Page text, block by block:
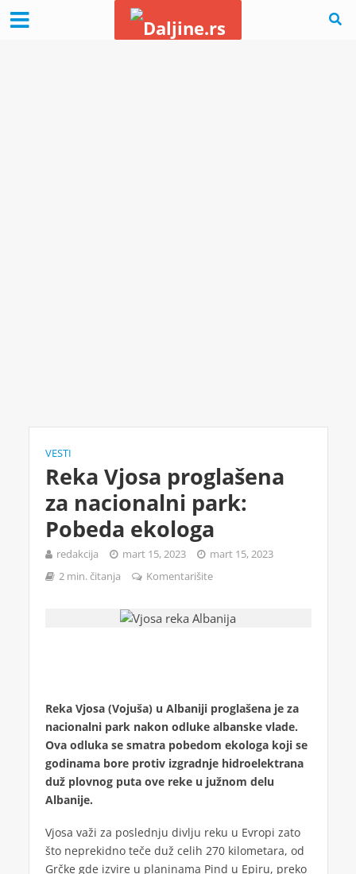
VESTI
Reka Vjosa proglašena
za nacionalni park:
Pobeda ekologa
redakcija mart 15, 2023
mart 15, 2023
2 min. čitanja
Komentarišite
Reka Vjosa (Vojuša) u Albaniji proglašena je za
nacionalni park nakon odluke albanske vlade.
Ova odluka se smatra pobedom ekologa koji se
godinama bore protiv izgradnje hidroelektrana
duž plovnog puta ove reke u južnom delu
Albanije.
Vjosa važi za poslednju divlju reku u Evropi zato
što neprekidno teče duž celih 270 kilometara, od
Grčke gde izvire u planinama Pind u Epiru, preko